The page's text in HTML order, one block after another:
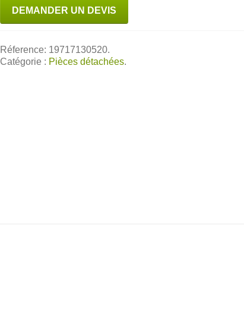
DEMANDER UN DEVIS
Réference: 19717130520.
Catégorie : Pièces détachées.